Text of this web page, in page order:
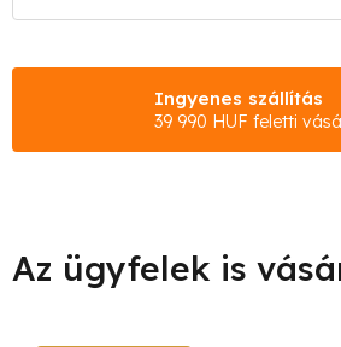
Ingyenes szállítás
39 990 HUF feletti